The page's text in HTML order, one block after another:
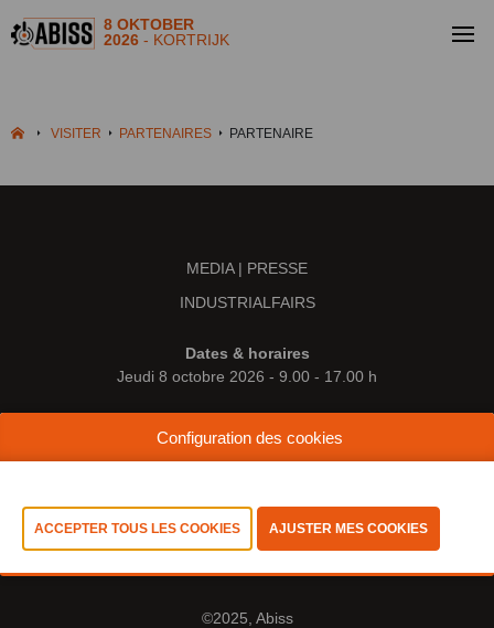
8 OKTOBER
2026- KORTRIJK
VISITER PARTENAIRES PARTENAIRE
MEDIA | PRESSE
INDUSTRIALFAIRS
Dates & horaires
Jeudi 8 octobre 2026 - 9.00 - 17.00 h
Kortrijk Xpo
©2025, Abiss
Configuration des cookies